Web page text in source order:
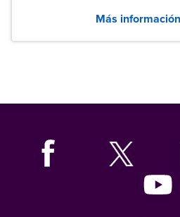
tanto las empresas como
graduados en todo
Más información